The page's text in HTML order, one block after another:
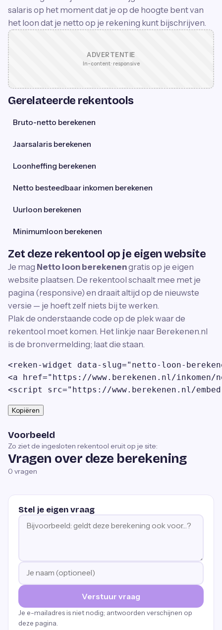
salaris op het moment dat je op de hoogte bent van
het loon dat je netto op je rekening kunt bijschrijven.
ADVERTENTIE
In-content · responsive
Gerelateerde rekentools
Bruto-netto berekenen
Jaarsalaris berekenen
Loonheffing berekenen
Netto besteedbaar inkomen berekenen
Uurloon berekenen
Minimumloon berekenen
Zet deze rekentool op je eigen website
Je mag Netto loon berekenengratis op je eigen
website plaatsen. De rekentool schaalt mee met je
pagina (responsive) en draait altijd op de nieuwste
versie — je hoeft zelf niets bij te werken.
Plak de onderstaande code op de plek waar de
rekentool moet komen. Het linkje naar Berekenen.nl
is de bronvermelding; laat die staan.
<reken-widget data-slug="netto-loon-
<a href="https://www.berekenen.nl/inkomen/
<script src="https://www.berekenen.nl/
Kopiëren
Voorbeeld
Zo ziet de ingesloten rekentool eruit op je site:
Vragen over deze berekening
0 vragen
Stel je eigen vraag
Verstuur vraag
Je e-mailadres is niet nodig; antwoorden verschijnen op
deze pagina.